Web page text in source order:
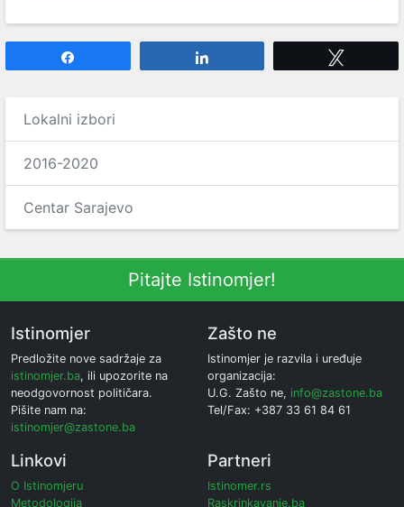
Lokalni izbori
2016-2020
Centar Sarajevo
Pitajte Istinomjer!
Istinomjer
Predložite nove sadržaje za
istinomjer.ba, ili upozorite na
neodgovornost političara.
Pišite nam na:
istinomjer@zastone.ba
Zašto ne
Istinomjer je razvila i uređuje
organizacija:
U.G. Zašto ne, info@zastone.ba
Tel/Fax: +387 33 61 84 61
Linkovi
O Istinomjeru
Metodologija
Partneri
Istinomer.rs
Raskrinkavanje.ba